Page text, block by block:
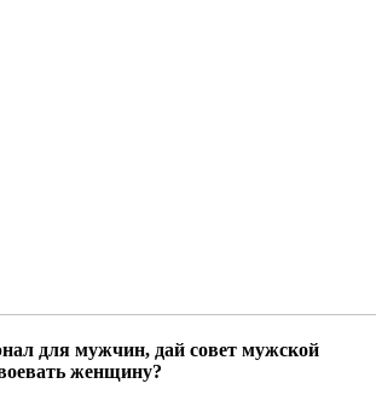
для мужчин, дай совет мужской
женщину?